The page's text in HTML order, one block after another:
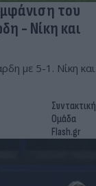
του
και
με 5-1. Νίκη και
Συντακτική
Ομάδα
Flash.gr